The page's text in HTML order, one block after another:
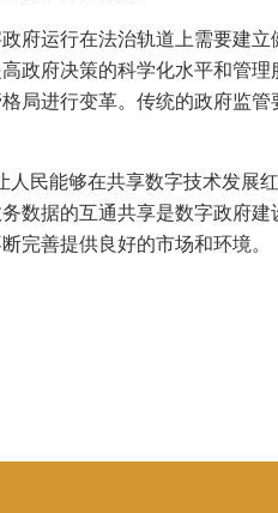
府运行在法治轨道上需要建
政府决策的科学化水平和管
局进行变革。传统的政府监
民能够在共享数字技术发
数据的互通共享是数字政府
完善提供良好的市场和环境。